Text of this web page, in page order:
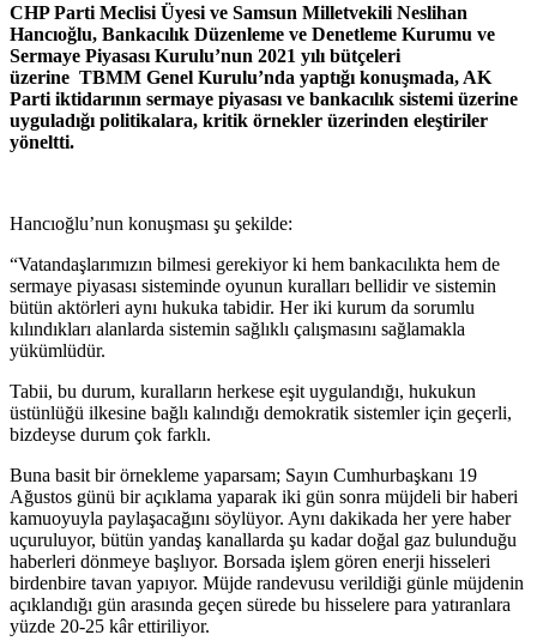
CHP Parti Meclisi Üyesi ve Samsun Milletvekili Neslihan
Hancıoğlu, Bankacılık Düzenleme ve Denetleme Kurumu ve
Sermaye Piyasası Kurulu’nun 2021 yılı bütçeleri
üzerine TBMM Genel Kurulu’nda yaptığı konuşmada, AK
Parti iktidarının sermaye piyasası ve bankacılık sistemi üzerine
uyguladığı politikalara, kritik örnekler üzerinden eleştiriler
yöneltti.
Hancıoğlu’nun konuşması şu şekilde:
“Vatandaşlarımızın bilmesi gerekiyor ki hem bankacılıkta hem de
sermaye piyasası sisteminde oyunun kuralları bellidir ve sistemin
bütün aktörleri aynı hukuka tabidir. Her iki kurum da sorumlu
kılındıkları alanlarda sistemin sağlıklı çalışmasını sağlamakla
yükümlüdür.
Tabii, bu durum, kuralların herkese eşit uygulandığı, hukukun
üstünlüğü ilkesine bağlı kalındığı demokratik sistemler için geçerli,
bizdeyse durum çok farklı.
Buna basit bir örnekleme yaparsam; Sayın Cumhurbaşkanı 19
Ağustos günü bir açıklama yaparak iki gün sonra müjdeli bir haberi
kamuoyuyla paylaşacağını söylüyor. Aynı dakikada her yere haber
uçuruluyor, bütün yandaş kanallarda şu kadar doğal gaz bulunduğu
haberleri dönmeye başlıyor. Borsada işlem gören enerji hisseleri
birdenbire tavan yapıyor. Müjde randevusu verildiği günle müjdenin
açıklandığı gün arasında geçen sürede bu hisselere para yatıranlara
yüzde 20-25 kâr ettiriliyor.